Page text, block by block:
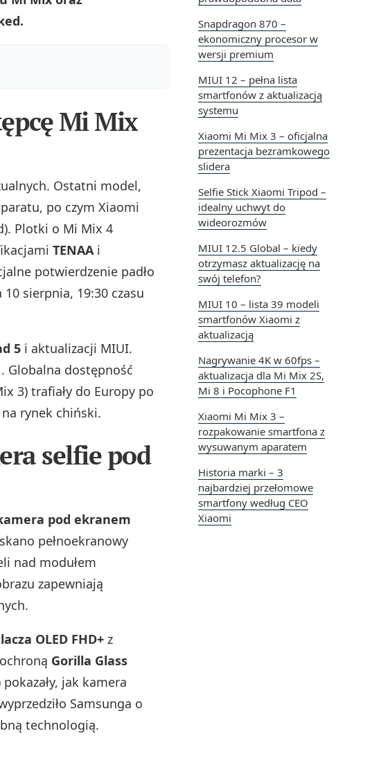
Snapdragon 870 –
ekonomiczny procesor w
wersji premium
MIUI 12 – pełna lista
smartfonów z aktualizacją
systemu
Xiaomi Mi Mix 3 – oficjalna
prezentacja bezramkowego
slidera
Selfie Stick Xiaomi Tripod –
idealny uchwyt do
wideorozmów
MIUI 12.5 Global – kiedy
otrzymasz aktualizację na
swój telefon?
MIUI 10 – lista 39 modeli
smartfonów Xiaomi z
aktualizacją
Nagrywanie 4K w 60fps –
aktualizacja dla Mi Mix 2S,
Mi 8 i Pocophone F1
Xiaomi Mi Mix 3 –
rozpakowanie smartfona z
wysuwanym aparatem
Historia marki – 3
najbardziej przełomowe
smartfony według CEO
Xiaomi
Mi Mix
Ostatni model,
po czym Xiaomi
Plotki o Mi Mix 4
TENAA i
potwierdzenie padło
sierpnia, 19:30 czasu
5 i aktualizacji MIUI.
Globalna dostępność
3) trafiały do Europy po
rynek chiński.
selfie pod
pod ekranem
pełnoekranowy
nad modułem
zapewniają
OLED FHD+ z
Gorilla Glass
jak kamera
Samsunga o
technologią.